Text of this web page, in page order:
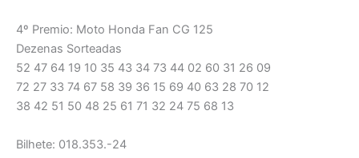
4º Premio: Moto Honda Fan CG 125
Dezenas Sorteadas
52 47 64 19 10 35 43 34 73 44 02 60 31 26 09
72 27 33 74 67 58 39 36 15 69 40 63 28 70 12
38 42 51 50 48 25 61 71 32 24 75 68 13
Bilhete: 018.353.-24